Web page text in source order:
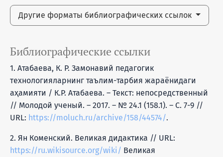
Другие форматы библиографических ссылок
Библиографические ссылки
1. Атабаева, К. Р. Замонавий педагогик
технологияларнинг таълим-тарбия жараёнидаги
аҳамияти / К.Р. Атабаева. – Текст: непосредственный
// Молодой ученый. – 2017. – № 24.1 (158.1). – С. 7-9 //
URL: https://moluch.ru/archive/158/44574/.
2. Ян Коменский. Великая дидактика // URL:
https://ru.wikisource.org/wiki/ Великая